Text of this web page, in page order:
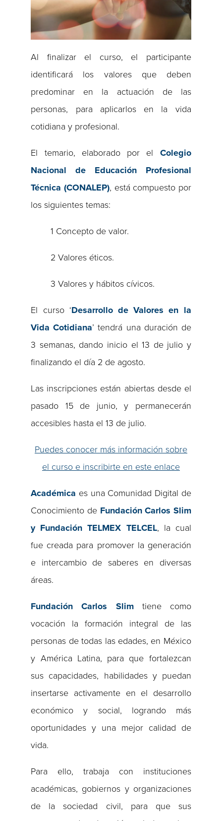
Al finalizar el curso, el participante
identificará los valores que deben
predominar en la actuación de las
personas, para aplicarlos en la vida
cotidiana y profesional.
El temario, elaborado por el Colegio
Nacional de Educación Profesional
Técnica (CONALEP), está compuesto por
los siguientes temas:
1 Concepto de valor.
2 Valores éticos.
3 Valores y hábitos cívicos.
El curso ‘Desarrollo de Valores en la
Vida Cotidiana’ tendrá una duración de
3 semanas, dando inicio el 13 de julio y
finalizando el día 2 de agosto.
Las inscripciones están abiertas desde el
pasado 15 de junio, y permanecerán
accesibles hasta el 13 de julio.
Puedes conocer más información sobre
el curso e inscribirte en este enlace
Académica es una Comunidad Digital de
Conocimiento de Fundación Carlos Slim
y Fundación TELMEX TELCEL, la cual
fue creada para promover la generación
e intercambio de saberes en diversas
áreas.
Fundación Carlos Slimtiene como
vocación la formación integral de las
personas de todas las edades, en México
y América Latina, para que fortalezcan
sus capacidades, habilidades y puedan
insertarse activamente en el desarrollo
económico y social, logrando más
oportunidades y una mejor calidad de
vida.
Para ello, trabaja con instituciones
académicas, gobiernos y organizaciones
de la sociedad civil, para que sus